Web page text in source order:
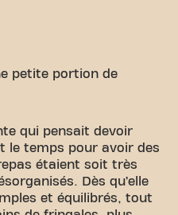
petite portion de
qui pensait devoir
le temps pour avoir des
étaient soit très
Dès qu’elle
et équilibrés, tout